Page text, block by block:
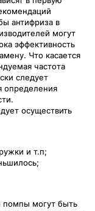
антифриза в
могут
эффективность
Что касается
частота
следует
определения
осуществить
и т.п;
помпы могут быть